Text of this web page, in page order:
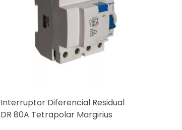
Interruptor Diferencial Residual
DR 80A Tetrapolar Margirius